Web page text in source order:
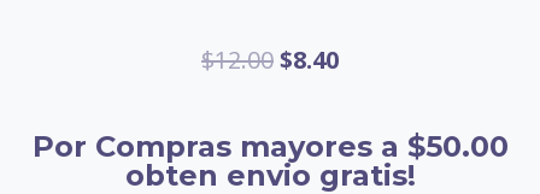
$12.00$8.40
Por Compras mayores a $50.00
obten envio gratis!